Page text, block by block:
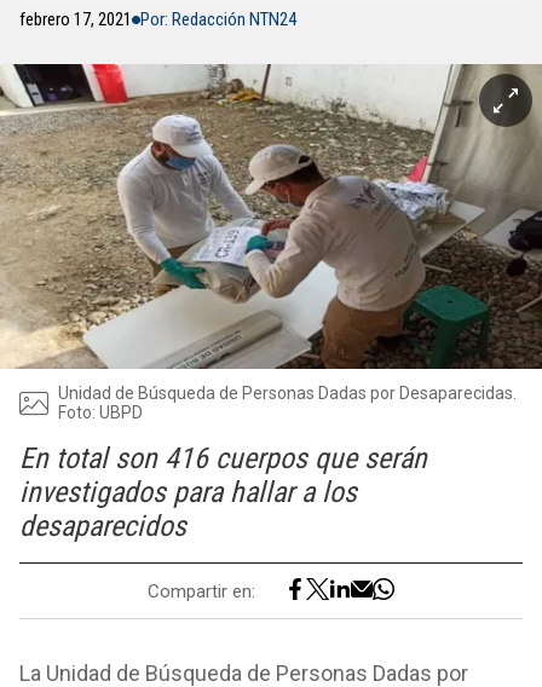
febrero 17, 2021 Por: Redacción NTN24
Unidad de Búsqueda de Personas Dadas por Desaparecidas.
Foto: UBPD
En total son 416 cuerpos que serán
investigados para hallar a los
desaparecidos
Compartir en:
La Unidad de Búsqueda de Personas Dadas por